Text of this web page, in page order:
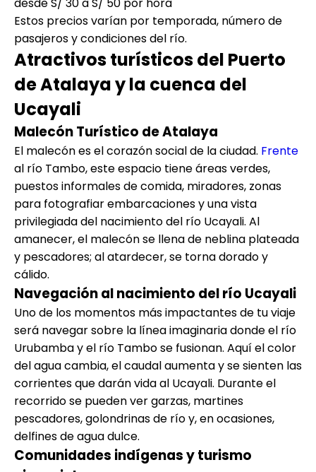
Estos precios varían por temporada, número de
pasajeros y condiciones del río.
Atractivos turísticos del Puerto
de Atalaya y la cuenca del
Ucayali
Malecón Turístico de Atalaya
El malecón es el corazón social de la ciudad. Frente
al río Tambo, este espacio tiene áreas verdes,
puestos informales de comida, miradores, zonas
para fotografiar embarcaciones y una vista
privilegiada del nacimiento del río Ucayali. Al
amanecer, el malecón se llena de neblina plateada
y pescadores; al atardecer, se torna dorado y
cálido.
Navegación al nacimiento del río Ucayali
Uno de los momentos más impactantes de tu viaje
será navegar sobre la línea imaginaria donde el río
Urubamba y el río Tambo se fusionan. Aquí el color
del agua cambia, el caudal aumenta y se sienten las
corrientes que darán vida al Ucayali. Durante el
recorrido se pueden ver garzas, martines
pescadores, golondrinas de río y, en ocasiones,
delfines de agua dulce.
Comunidades indígenas y turismo